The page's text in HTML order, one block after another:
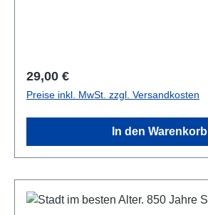
Regulärer Preis:
29,00 €
Preise inkl. MwSt. zzgl. Versandkosten
In den Warenkorb